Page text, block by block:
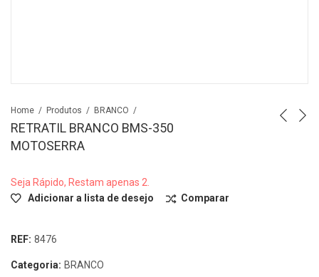
Home Produtos BRANCO
RETRATIL BRANCO BMS-350
MOTOSERRA
Seja Rápido, Restam apenas 2.
Adicionar a lista de desejo
Comparar
REF: 8476
Categoria: BRANCO